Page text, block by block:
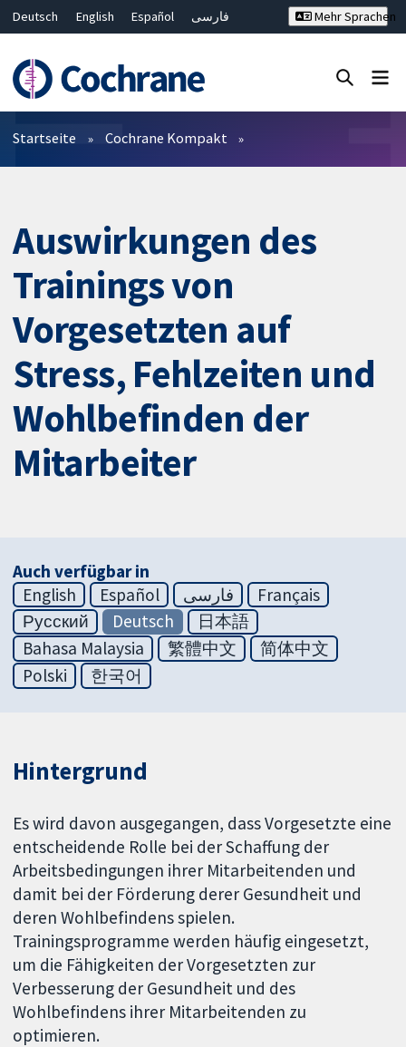
Deutsch English Español
فارسی
Bahasa Malaysia
ไทย
繁體中文
简体中文
Mehr Sprachen
Filter
Startseite Cochrane Kompakt
Auswirkungen des
Trainings von
Vorgesetzten auf
Stress, Fehlzeiten und
Wohlbefinden der
Mitarbeiter
Auch verfügbar in
English
Español فارسی
Français
Русский
Deutsch
日本語
Bahasa Malaysia
繁體中文
简体中文
Polski
한국어
Hintergrund
Es wird davon ausgegangen, dass Vorgesetzte eine
entscheidende Rolle bei der Schaffung der
Arbeitsbedingungen ihrer Mitarbeitenden und
damit bei der Förderung derer Gesundheit und
deren Wohlbefindens spielen.
Trainingsprogramme werden häufig eingesetzt,
um die Fähigkeiten der Vorgesetzten zur
Verbesserung der Gesundheit und des
Wohlbefindens ihrer Mitarbeitenden zu
optimieren.